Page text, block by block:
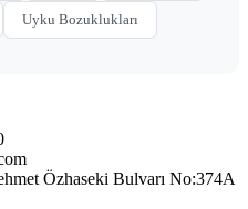
Uyku Bozuklukları
Özhaseki Bulvarı No:374A